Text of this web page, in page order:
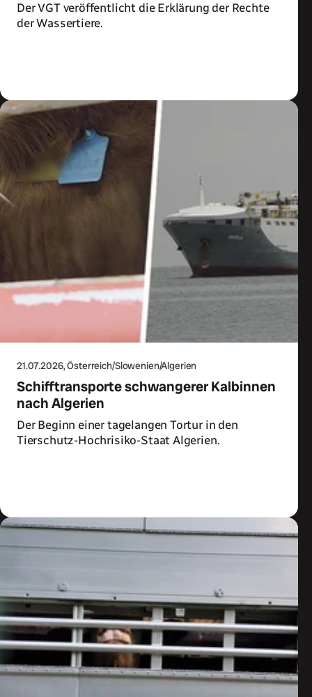
Der VGT veröffentlicht die Erklärung der Rechte
der Wassertiere.
21.07.2026, Österreich/Slowenien/Algerien
Schifftransporte schwangerer Kalbinnen
nach Algerien
Der Beginn einer tagelangen Tortur in den
Tierschutz-Hochrisiko-Staat Algerien.